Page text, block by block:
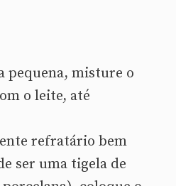
pequena, misture o
o leite, até
refratário bem
ser uma tigela de